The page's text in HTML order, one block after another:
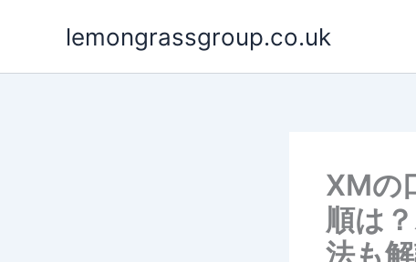
lemongrassgroup.co.uk
XMの
順は
法も